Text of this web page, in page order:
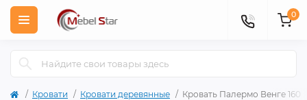
0
Кровати Кровати деревянные Кровать Палермо Венге 160